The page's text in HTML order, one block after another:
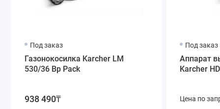
задач.
Под заказ
Газонокосилка Karcher LM
530/36 Bp Pack
938 490₸
Под заказ
Аппарат
Karcher
Цена по